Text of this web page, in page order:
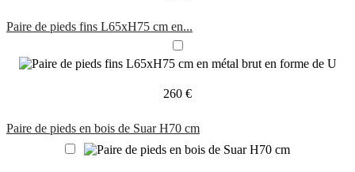
Paire de pieds fins L65xH75 cm en...
260 €
Paire de pieds en bois de Suar H70 cm